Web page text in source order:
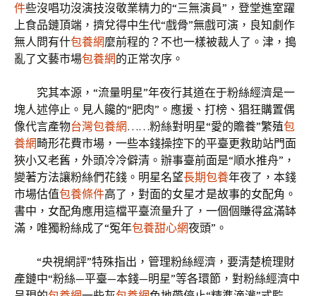
件些沒唱功沒演技沒敬業精力的“三無演員”，登堂進室躍
上食品鏈頂端，擠兌得中生代“戲骨”無戲可演，良知劇作
無人問有什包養網麼前程的？不也一樣被裁人了。津，搗
亂了文藝市場包養網的正常次序。
究其本源，“流量明星”年夜行其道在于粉絲經濟是一
塊人述停止。見人饞的“肥肉”。應援、打榜、猖狂購置偶
像代言產物台灣包養網……粉絲對明星“愛的贍養”繁殖包
養網 畸形花費市場，一些本錢操控下的平臺更救助站門面
狹小又老舊，外頭冷冷僻清。辦事臺前面是“順水推舟”，
變著方法讓粉絲們花錢。明星名望長期包養年夜了，本錢
市場估值包養條件高了，對面的女星才是故事的女配角。
書中，女配角應用這檔平臺流量升了，一個個賺得盆滿缽
滿，唯獨粉絲成了“冤年包養甜心網夜頭”。
“央視網評”特殊指出，管理粉絲經濟，要清楚梳理財
產鏈中“粉絲—平臺—本錢—明星”等各環節，對粉絲經濟中